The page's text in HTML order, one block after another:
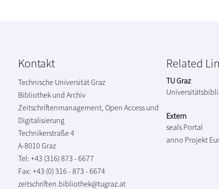
Kontakt
Technische Universität Graz
Bibliothek und Archiv
Zeitschriftenmanagement, Open Access und
Digitalisierung
Technikerstraße 4
A-8010 Graz
Tel: +43 (316) 873 - 6677
Fax: +43 (0) 316 - 873 - 6674
zeitschriften.bibliothek@tugraz.at
Related
TU Graz
Extern
seals Portal
anno Projekt